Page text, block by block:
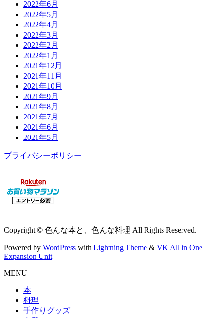
2022年6月
2022年5月
2022年4月
2022年3月
2022年2月
2022年1月
2021年12月
2021年11月
2021年10月
2021年9月
2021年8月
2021年7月
2021年6月
2021年5月
プライバシーポリシー
Copyright © 色んな本と、色んな料理 All Rights Reserved.
Powered by WordPress with Lightning Theme & VK All in One
Expansion Unit
MENU
本
料理
手作りグッズ